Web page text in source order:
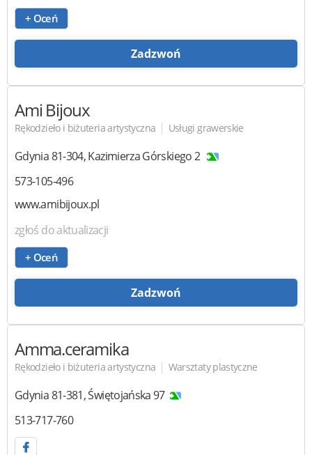
+ Oceń
Zadzwoń
Ami Bijoux
Rękodzieło i biżuteria artystyczna | Usługi grawerskie
Gdynia81-304,Kazimierza Górskiego 2
573-105-496
www.amibijoux.pl
zgłoś do aktualizacji
+ Oceń
Zadzwoń
Amma.ceramika
Rękodzieło i biżuteria artystyczna | Warsztaty plastyczne
Gdynia81-381,Świętojańska 97
513-717-760